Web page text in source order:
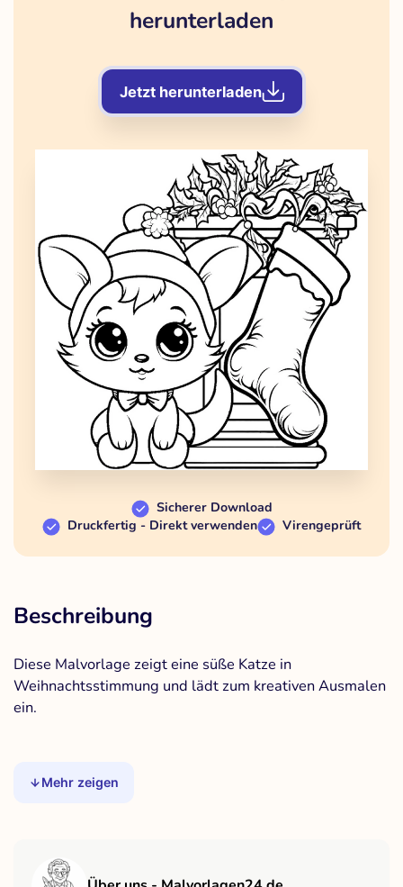
herunterladen
Jetzt herunterladen
Sicherer Download
Druckfertig - Direkt verwenden
Virengeprüft
Beschreibung
Diese Malvorlage zeigt eine süße Katze in
Weihnachtsstimmung und lädt zum kreativen Ausmalen
ein.
Mehr zeigen